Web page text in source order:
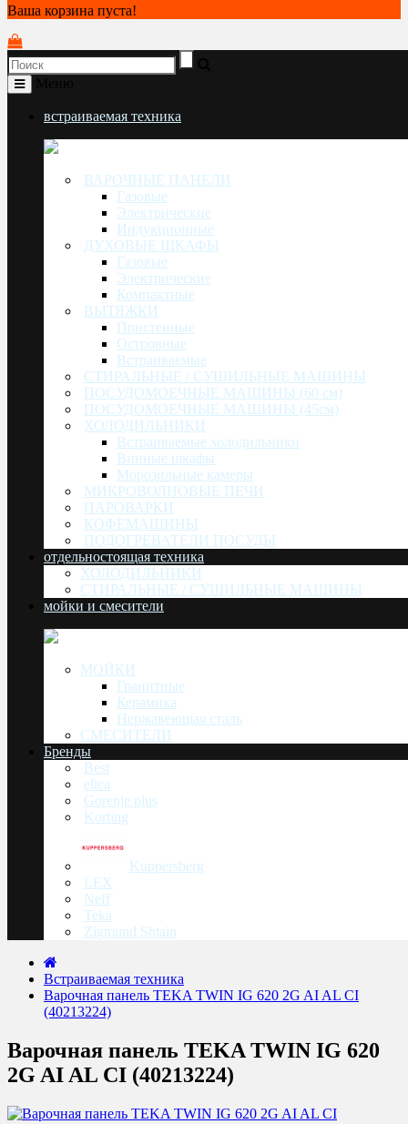
Ваша корзина пуста!
встраиваемая техника
ВАРОЧНЫЕ ПАНЕЛИ
Газовые
Электрические
Индукционные
ДУХОВЫЕ ШКАФЫ
Газовые
Электрические
Компактные
ВЫТЯЖКИ
Пристенные
Островные
Встраиваемые
СТИРАЛЬНЫЕ / СУШИЛЬНЫЕ МАШИНЫ
ПОСУДОМОЕЧНЫЕ МАШИНЫ (60 см)
ПОСУДОМОЕЧНЫЕ МАШИНЫ (45см)
ХОЛОДИЛЬНИКИ
Встраиваемые холодильники
Винные шкафы
Морозильные камеры
МИКРОВОЛНОВЫЕ ПЕЧИ
ПАРОВАРКИ
КОФЕМАШИНЫ
ПОДОГРЕВАТЕЛИ ПОСУДЫ
отдельностоящая техника
ХОЛОДИЛЬНИКИ
СТИРАЛЬНЫЕ / СУШИЛЬНЫЕ МАШИНЫ
мойки и смесители
МОЙКИ
Гранитные
Керамика
Нержавеющая сталь
СМЕСИТЕЛИ
Бренды
Best
elica
Gorenje plus
Korting
Kuppersberg
LEX
Neff
Teka
Zigmund Shtain
Встраиваемая техника
Варочная панель TEKA TWIN IG 620 2G AI AL CI
(40213224)
Варочная панель TEKA TWIN IG 620
2G AI AL CI (40213224)